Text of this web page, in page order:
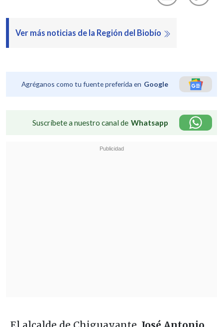
Ver más noticias de la Región del Biobío
Agréganos como tu fuente preferida en Google
Suscríbete a nuestro canal de Whatsapp